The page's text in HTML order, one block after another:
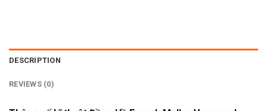
DESCRIPTION
REVIEWS (0)